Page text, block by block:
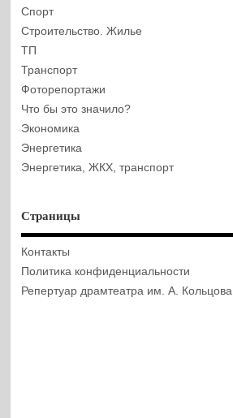
Спорт
Строительство. Жилье
ТП
Транспорт
Фоторепортажи
Что бы это значило?
Экономика
Энергетика
Энергетика, ЖКХ, транспорт
Страницы
Контакты
Политика конфиденциальности
Репертуар драмтеатра им. А. Кольцова